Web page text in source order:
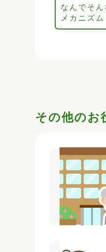
なんでそ
メカニズム
その他のお